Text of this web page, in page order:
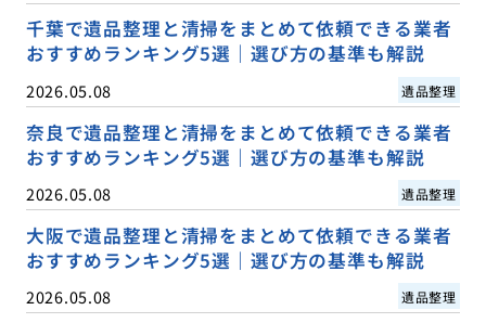
千葉で遺品整理と清掃をまとめて依頼できる業者
おすすめランキング5選｜選び方の基準も解説
2026.05.08 遺品整理
奈良で遺品整理と清掃をまとめて依頼できる業者
おすすめランキング5選｜選び方の基準も解説
2026.05.08 遺品整理
大阪で遺品整理と清掃をまとめて依頼できる業者
おすすめランキング5選｜選び方の基準も解説
2026.05.08 遺品整理